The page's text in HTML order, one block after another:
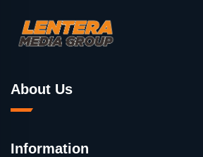
About Us
Information